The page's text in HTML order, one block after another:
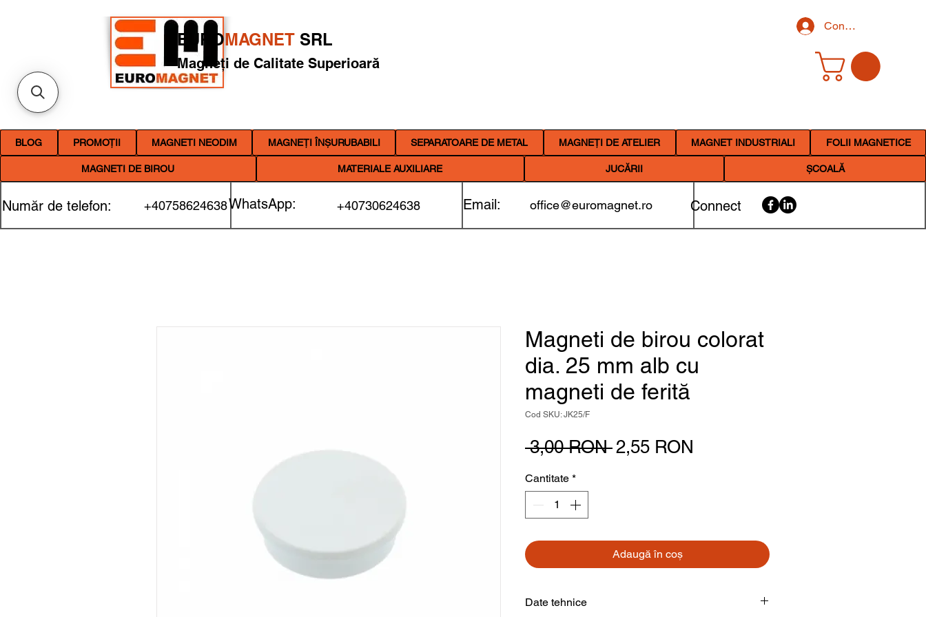
Conectează-te
EUROMAGNET SRL
Magneți de Calitate Superioară
BLOG PROMOȚII MAGNETI NEODIM MAGNEȚI ÎNȘURUBABILI SEPARATOARE DE METAL MAGNEȚI DE ATELIER MAGNET INDUSTRIALI FOLII MAGNETICE
MAGNETI DE BIROU MATERIALE AUXILIARE JUCĂRII ȘCOALĂ
Număr de telefon: +40758624638WhatsApp: +40730624638 Email: office@euromagnet.ro Connect
Magneti de birou colorat
dia. 25 mm alb cu
magneti de ferită
Cod SKU: JK25/F
3,00 RON Preț normal
2,55 RON
Cantitate *
Adaugă în coș
Date tehnice